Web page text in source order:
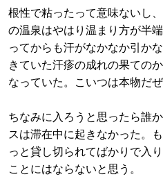
根性で粘ったって意味ないし
の温泉はやはり温まり方が半
ってからも汗がなかなか引か
きていた汗疹の成れの果ての
なっていた。こいつは本物だぜ
ちなみに入ろうと思ったら誰
スは滞在中に起きなかった。
っと貸し切られてばかりで入
ことにはならないと思う。